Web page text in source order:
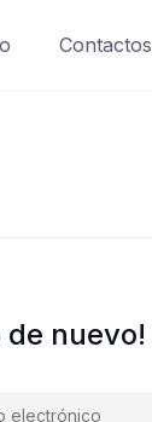
Contactos
de nuevo!